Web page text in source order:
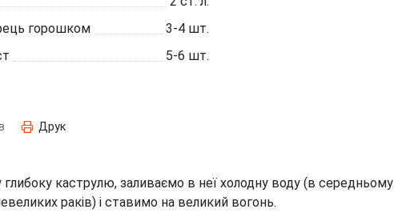
горошком
3-4 шт.
5-6 шт.
Друк
каструлю, заливаємо в неї холодну воду (в середньому
раків) і ставимо на великий вогонь.